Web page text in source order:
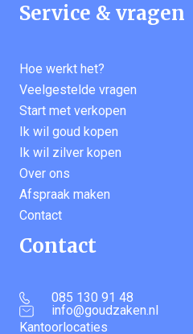
Service & vragen
Hoe werkt het?
Veelgestelde vragen
Start met verkopen
Ik wil goud kopen
Ik wil zilver kopen
Over ons
Afspraak maken
Contact
Contact
085 130 91 48
info@goudzaken.nl
Kantoorlocaties